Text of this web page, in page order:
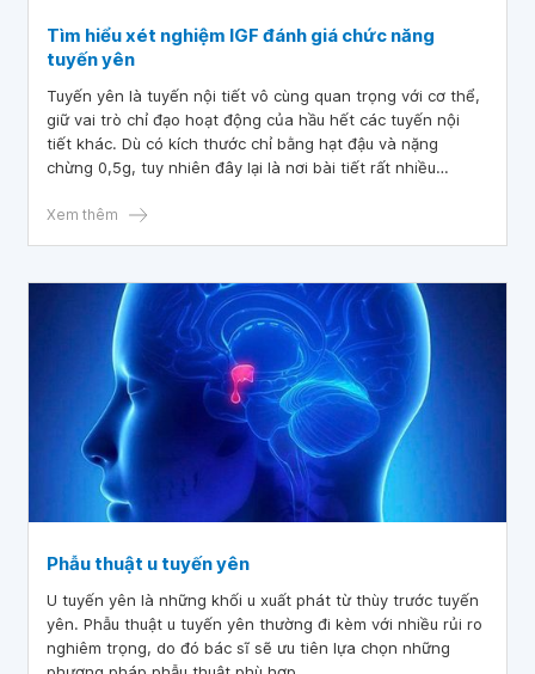
Tìm hiểu xét nghiệm IGF đánh giá chức năng
tuyến yên
Tuyến yên là tuyến nội tiết vô cùng quan trọng với cơ thể,
giữ vai trò chỉ đạo hoạt động của hầu hết các tuyến nội
tiết khác. Dù có kích thước chỉ bằng hạt đậu và nặng
chừng 0,5g, tuy nhiên đây lại là nơi bài tiết rất nhiều
Xem thêm
Phẫu thuật u tuyến yên
U tuyến yên là những khối u xuất phát từ thùy trước tuyến
yên. Phẫu thuật u tuyến yên thường đi kèm với nhiều rủi ro
nghiêm trọng, do đó bác sĩ sẽ ưu tiên lựa chọn những